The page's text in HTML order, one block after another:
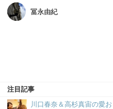
冨永由紀
冨永由紀
注目記事
川口春奈＆高杉真宙の愛